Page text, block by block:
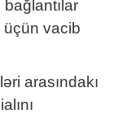
üçün vacib
arasındakı